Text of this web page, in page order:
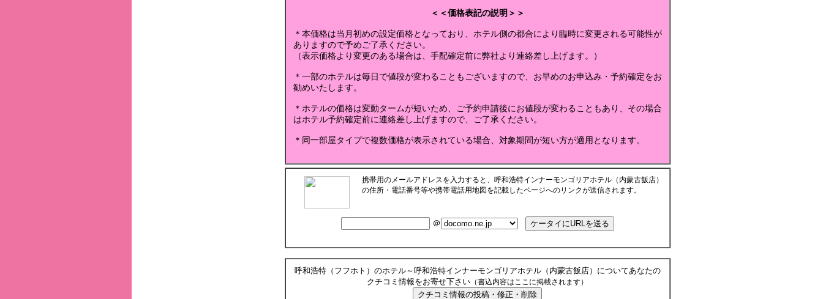
＜＜価格表記の説明＞＞
＊本価格は当月初めの設定価格となっており、ホテル側の都合により臨時に変更される可能性が
ありますので予めご了承ください。
（表示価格より変更のある場合は、手配確定前に弊社より連絡差し上げます。）
＊一部のホテルは毎日で値段が変わることもございますので、お早めのお申込み・予約確定をお
勧めいたします。
＊ホテルの価格は変動タームが短いため、ご予約申請後にお値段が変わることもあり、その場合
はホテル予約確定前に連絡差し上げますので、ご了承ください。
＊同一部屋タイプで複数価格が表示されている場合、対象期間が短い方が適用となります。
携帯用のメールアドレスを入力すると、呼和浩特インナーモンゴリアホテル（内蒙古飯店）
の住所・電話番号等や携帯電話用地図を記載したページへのリンクが送信されます。
＠
呼和浩特（フフホト）のホテル～呼和浩特インナーモンゴリアホテル（内蒙古飯店）についてあなたの
クチコミ情報をお寄せ下さい （書込内容はここに掲載されます）